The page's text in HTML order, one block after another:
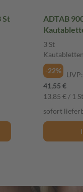
St
ADTAB
3 St
Kautabletten
-22%
UVP:
41,55 €
13,85 € / 1 St
sofort